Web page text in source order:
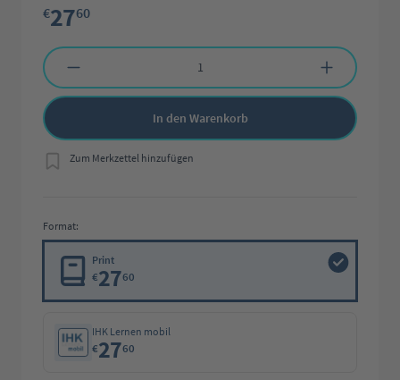
€2760
Produkt Anzahl: Gib den gewünschten Wert ein oder benutze die
In den Warenkorb
Zum Merkzettel hinzufügen
Format:
Print
€2760
IHK Lernen mobil
€2760